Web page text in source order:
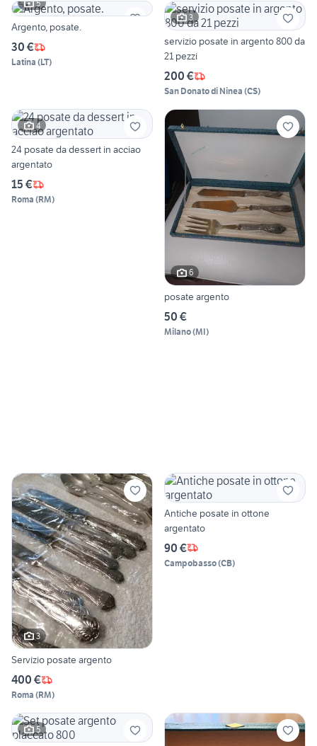
5
Argento, posate.
30 €
Latina (LT)
3
servizio posate in argento 800 da
21 pezzi
200 €
San Donato di Ninea (CS)
4
24 posate da dessert in acciao
argentato
15 €
Roma (RM)
6
posate argento
50 €
Milano(MI)
3
Servizio posate argento
400 €
Roma (RM)
Antiche posate in ottone
argentato
90 €
Campobasso(CB)
5